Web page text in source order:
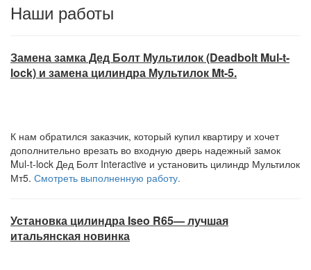
Наши работы
Замена замка Дед Болт Мультилок (Deadbolt Mul-t-
lock) и замена цилиндра Мультилок Mt-5.
К нам обратился заказчик, который купил квартиру и хочет
дополнительно врезать во входную дверь надежный замок
Mul-t-lock Дед Болт Interactive и установить цилиндр Мультилок
Мт5. Смотреть выполненную работу.
Установка цилиндра Iseo R65— лучшая
итальянская новинка